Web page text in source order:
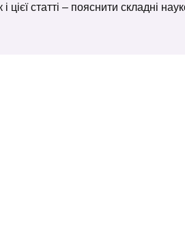
цієї статті – пояснити складні